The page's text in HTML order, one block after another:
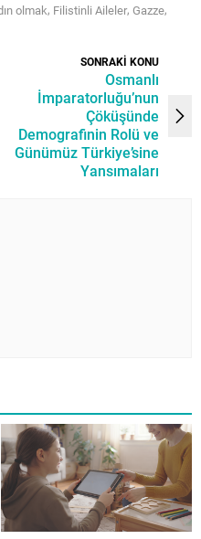
olmak, Filistinli Aileler, Gazze,
SONRAKİ KONU
Osmanlı
İmparatorluğu’nun
Çöküşünde
Demografinin Rolü ve
Günümüz Türkiye’sine
Yansımaları